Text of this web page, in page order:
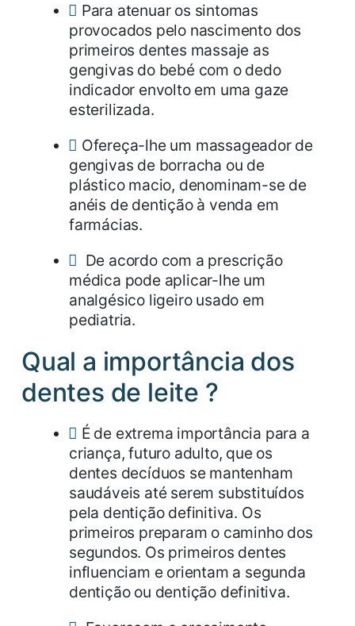
Para atenuar os sintomas
provocados pelo nascimento dos
primeiros dentes massaje as
gengivas do bebé com o dedo
indicador envolto em uma gaze
esterilizada.
Ofereça-lhe um massageador de
gengivas de borracha ou de
plástico macio, denominam-se de
anéis de dentição à venda em
farmácias.
De acordo com a prescrição
médica pode aplicar-lhe um
analgésico ligeiro usado em
pediatria.
Qual a importância dos
dentes de leite ?
É de extrema importância para a
criança, futuro adulto, que os
dentes decíduos se mantenham
saudáveis até serem substituídos
pela dentição definitiva. Os
primeiros preparam o caminho dos
segundos. Os primeiros dentes
influenciam e orientam a segunda
dentição ou dentição definitiva.